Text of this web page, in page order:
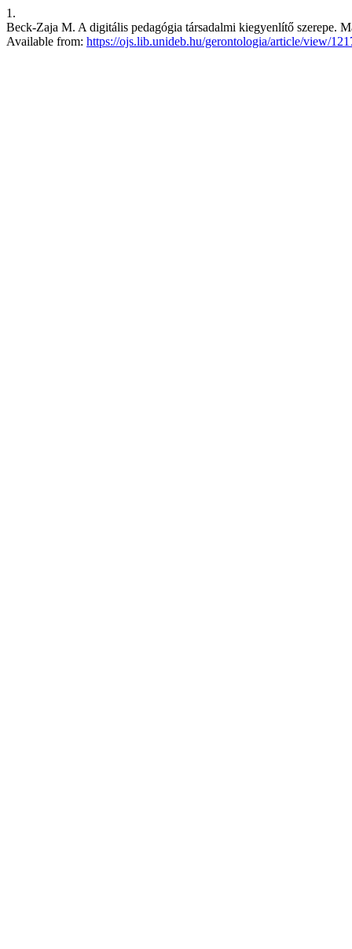
1.
Beck-Zaja M. A digitális pedagógia társadalmi kiegyenlítő szerepe.
Available from: https://ojs.lib.unideb.hu/gerontologia/article/view/